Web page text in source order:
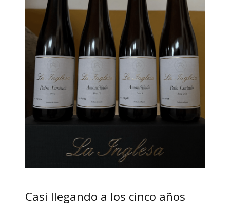
Casi llegando a los cinco años